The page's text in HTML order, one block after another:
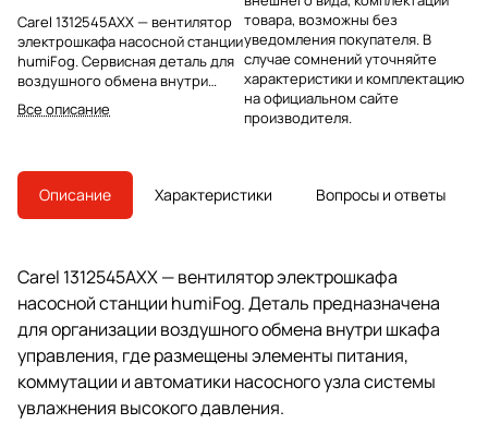
Carel 1312545AXX — вентилятор
электрошкафа насосной станции
humiFog. Сервисная деталь для
воздушного обмена внутри
шкафа управления и замены
штатного узла.
Все описание
товара, возможны без
уведомления покупателя. В
случае сомнений уточняйте
характеристики и комплектацию
на официальном сайте
производителя.
Описание Характеристики Вопросы и ответы
Carel 1312545AXX — вентилятор электрошкафа
насосной станции humiFog. Деталь предназначена
для организации воздушного обмена внутри шкафа
управления, где размещены элементы питания,
коммутации и автоматики насосного узла системы
увлажнения высокого давления.